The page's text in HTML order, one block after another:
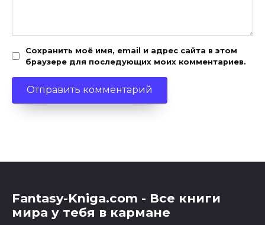
Сохранить моё имя, email и адрес сайта в этом
браузере для последующих моих комментариев.
Fantasy-Kniga.com - Все книги
мира у тебя в кармане